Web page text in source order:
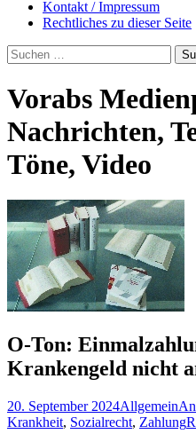
Kontakt / Impressum
Rechtliches zu dieser Seite
Suchen
nach:
Vorabs
Nachrichten,
Töne, Video
O-Ton:
Krankengeld nicht
20. September 2024Allgemein
Krankheit, Sozialrecht, Zahlung